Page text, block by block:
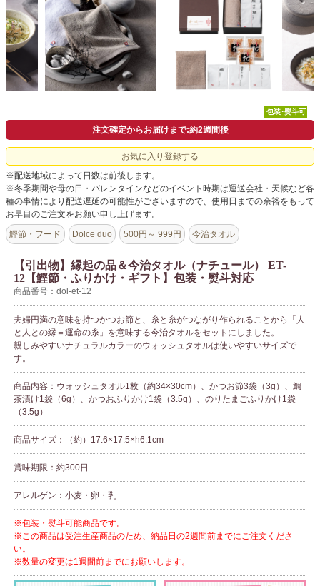
ドメイン指定受信について
無料サンプル・資料請求
お問合せ
包装･熨斗可
注文確定からお届けまで:約2週間後
お気に入り登録する
※配送地域によって日数は前後します。
※冬季期間や母の日・バレンタインなどのイベント時期は運送会社・天候など各
種の事情により配送遅延の可能性がございますので、使用日までの余裕をもって
お早目のご注文をお願い申し上げます。
鰹節・フード Dolce duo 500円～ 999円 今治タオル
【引出物】縁起の品＆今治タオル（ナチュール） ET-
12【鰹節・ふりかけ・ギフト】包装・熨斗対応
商品番号：dol-et-12
夫婦円満の意味を持つかつお節と、糸と糸がつながり作られることから「人
と人との縁＝運命の糸」を意味する今治タオルをセットにしました。
親しみやすいナチュラルカラーのウォッシュタオルは使いやすいサイズで
す。
商品内容：ウォッシュタオル1枚（約34×30cm）、かつお節3袋（3g）、鯛
茶漬け1袋（6g）、かつおふりかけ1袋（3.5g）、のりたまごふりかけ1袋
（3.5g）
商品サイズ：（約）17.6×17.5×h6.1cm
賞味期限：約300日
アレルゲン：小麦・卵・乳
※包装・熨斗可能商品です。
※この商品は受注生産商品のため、納品日の2週間前までにご注文くださ
い。
※数量の変更は1週間前までにお願いします。